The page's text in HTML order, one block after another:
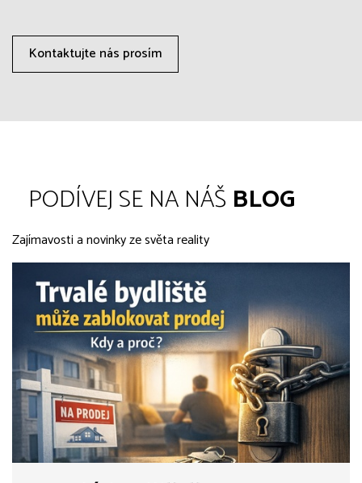
Kontaktujte nás prosím
PODÍVEJ SE NA NÁŠ BLOG
Zajímavosti a novinky ze světa reality